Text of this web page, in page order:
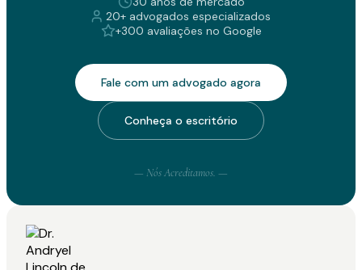
20+ advogados especializados
+300 avaliações no Google
Fale com um advogado agora
Conheça o escritório
— Nós Acreditamos. —